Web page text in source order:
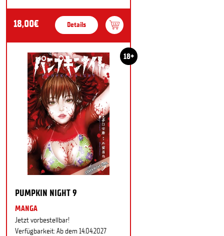
18,00€ Details
18+
PUMPKIN NIGHT 9
MANGA
Jetzt vorbestellbar!
Verfügbarkeit: Ab dem 14.04.2027